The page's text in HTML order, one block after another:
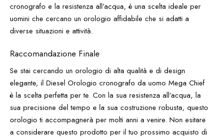
cronografo e la resistenza all’acqua, è una scelta ideale per
uomini che cercano un orologio affidabile che si adatti a
diverse situazioni e attività.
Raccomandazione Finale
Se stai cercando un orologio di alta qualità e di design
elegante, il Diesel Orologio cronografo da uomo Mega Chief
è la scelta perfetta per te. Con la sua resistenza all’acqua, la
sua precisione del tempo e la sua costruzione robusta, questo
orologio ti accompagnerà per molti anni a venire. Non esitare
a considerare questo prodotto per il tuo prossimo acquisto di